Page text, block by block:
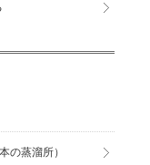
の蒸溜所）